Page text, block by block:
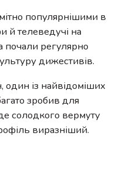
популярнішими в
й телеведучі на
почали регулярно
дижестивів.
один із найвідоміших
зробив для
солодкого вермуту
виразніший.